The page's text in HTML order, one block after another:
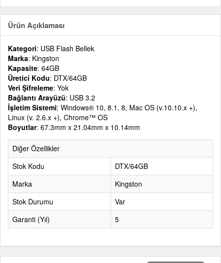
Ürün Açıklaması
Kategori: USB Flash Bellek
Marka: Kingston
Kapasite: 64GB
Üretici Kodu: DTX/64GB
Veri Şifreleme: Yok
Bağlantı Arayüzü: USB 3.2
İşletim Sistemi: Windows® 10, 8.1, 8, Mac OS (v.10.10.x +),
Linux (v. 2.6.x +), Chrome™ OS
Boyutlar: 67.3mm x 21.04mm x 10.14mm
Diğer Özellikler
Stok Kodu
DTX/64GB
Marka
Kingston
Stok Durumu
Var
Garanti (Yıl)
5